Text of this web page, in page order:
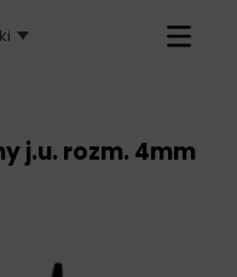
Primary
j.u. rozm. 4mm